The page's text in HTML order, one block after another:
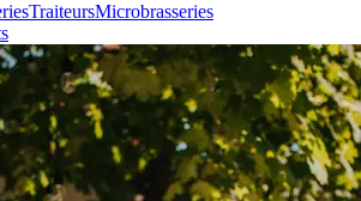
TraiteursMicrobrasseries